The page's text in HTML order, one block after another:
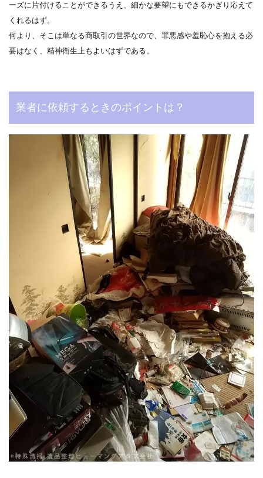
ーズに片付けることができるうえ、細かな要望にもできるかぎり応えて
くれるはず。
何より、そこは単なる商取引の世界なので、罪悪感や羞恥心を抱える必
要はなく、精神衛生上もよいはずである。
業者に依頼するときのポイントは？